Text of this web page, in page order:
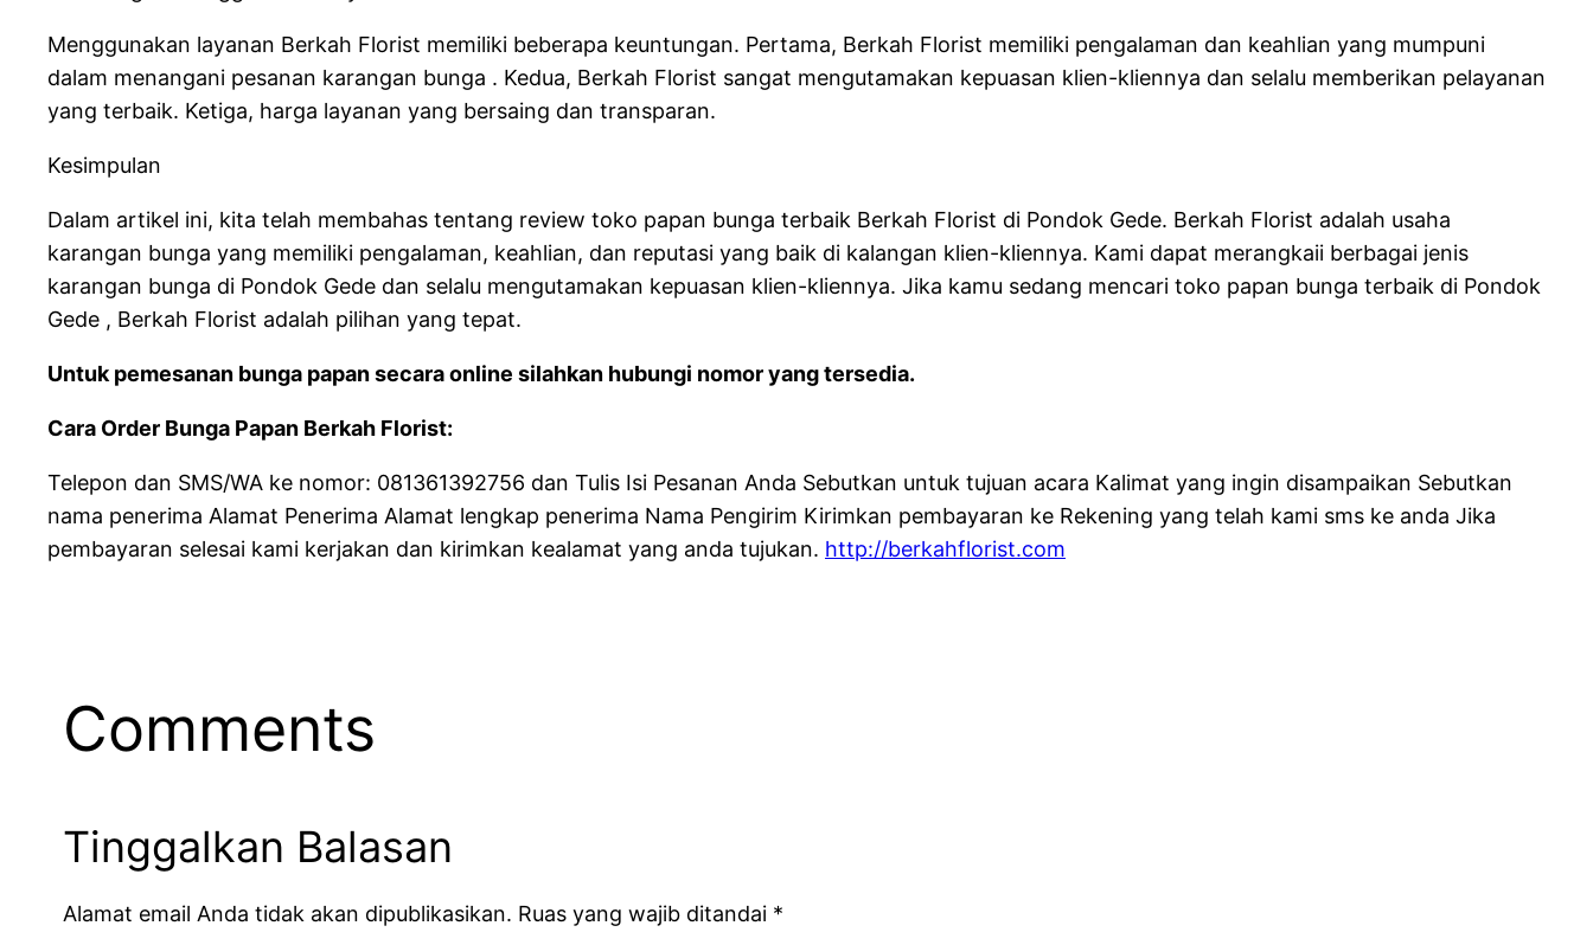
Menggunakan layanan Berkah Florist memiliki beberapa keuntungan. Pertama, Berkah Florist memiliki pengalaman dan keahlian yang mumpuni
dalam menangani pesanan karangan bunga . Kedua, Berkah Florist sangat mengutamakan kepuasan klien-kliennya dan selalu memberikan pelayanan
yang terbaik. Ketiga, harga layanan yang bersaing dan transparan.
Kesimpulan
Dalam artikel ini, kita telah membahas tentang review toko papan bunga terbaik Berkah Florist di Pondok Gede. Berkah Florist adalah usaha
karangan bunga yang memiliki pengalaman, keahlian, dan reputasi yang baik di kalangan klien-kliennya. Kami dapat merangkaii berbagai jenis
karangan bunga di Pondok Gede dan selalu mengutamakan kepuasan klien-kliennya. Jika kamu sedang mencari toko papan bunga terbaik di Pondok
Gede , Berkah Florist adalah pilihan yang tepat.
Untuk pemesanan bunga papan secara online silahkan hubungi nomor yang tersedia.
Cara Order Bunga Papan Berkah Florist:
Telepon dan SMS/WA ke nomor: 081361392756 dan Tulis Isi Pesanan Anda Sebutkan untuk tujuan acara Kalimat yang ingin disampaikan Sebutkan
nama penerima Alamat Penerima Alamat lengkap penerima Nama Pengirim Kirimkan pembayaran ke Rekening yang telah kami sms ke anda Jika
pembayaran selesai kami kerjakan dan kirimkan kealamat yang anda tujukan. http://berkahflorist.com
Comments
Tinggalkan Balasan
Alamat email Anda tidak akan dipublikasikan. Ruas yang wajib ditandai *